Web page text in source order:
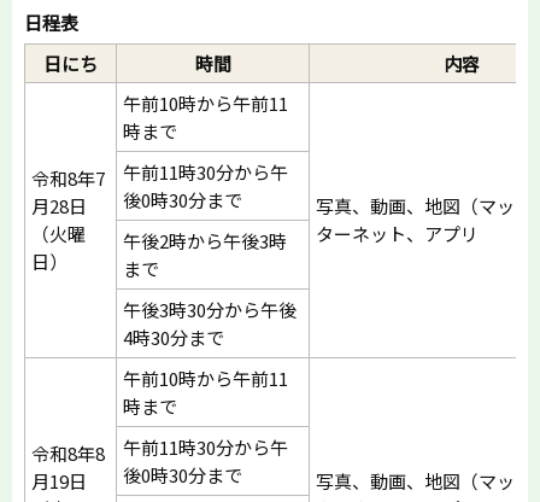
日程表
日にち
時間 内容
令和8年7
月28日
（火曜
日）
午前10時から午前11
時まで
写真、動画、地図（マップ
ターネット、アプリ
午前11時30分から午
後0時30分まで
午後2時から午後3時
まで
午後3時30分から午後
4時30分まで
令和8年8
月19日
午前10時から午前11
時まで
写真、動画、地図（マップ
午前11時30分から午
後0時30分まで